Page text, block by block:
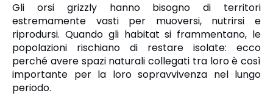
Gli orsi grizzly hanno bisogno di territori
estremamente vasti per muoversi, nutrirsi e
riprodursi. Quando gli habitat si frammentano, le
popolazioni rischiano di restare isolate: ecco
perché avere spazi naturali collegati tra loro è così
importante per la loro sopravvivenza nel lungo
periodo.